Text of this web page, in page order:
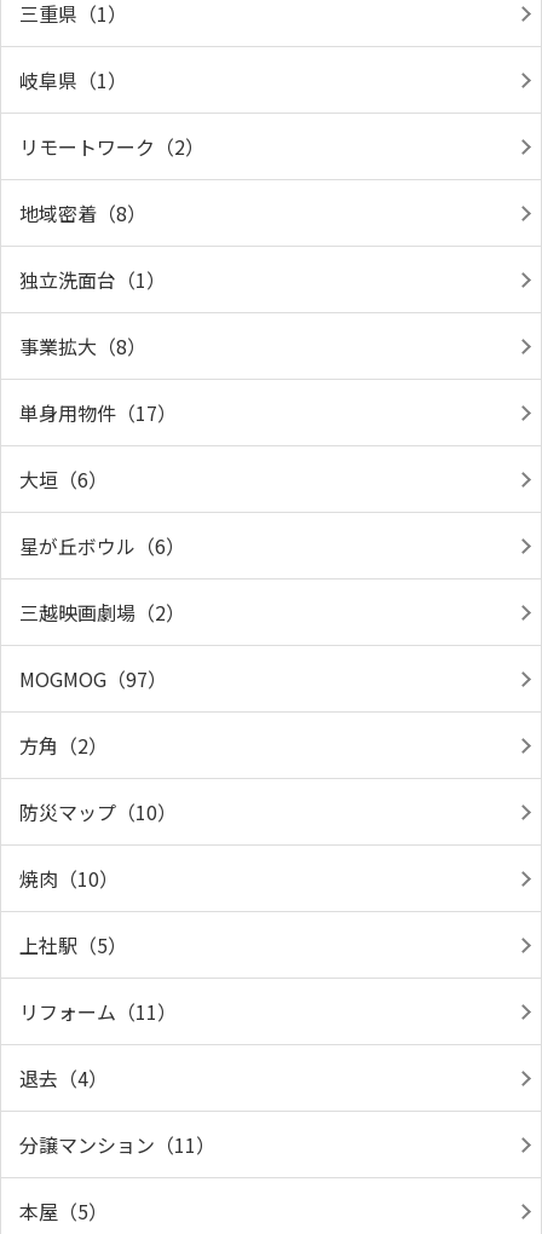
三重県（1）
岐阜県（1）
リモートワーク（2）
地域密着（8）
独立洗面台（1）
事業拡大（8）
単身用物件（17）
大垣（6）
星が丘ボウル（6）
三越映画劇場（2）
MOGMOG（97）
方角（2）
防災マップ（10）
焼肉（10）
上社駅（5）
リフォーム（11）
退去（4）
分譲マンション（11）
本屋（5）